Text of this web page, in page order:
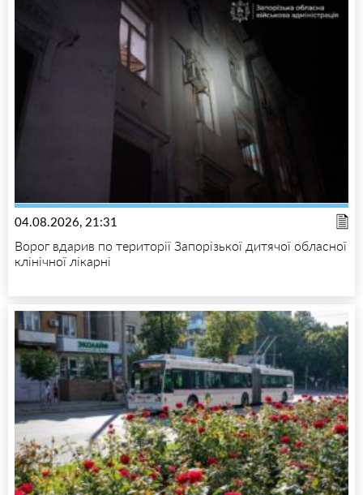
04.08.2026, 21:31
Ворог вдарив по території Запорізької дитячої обласної
клінічної лікарні